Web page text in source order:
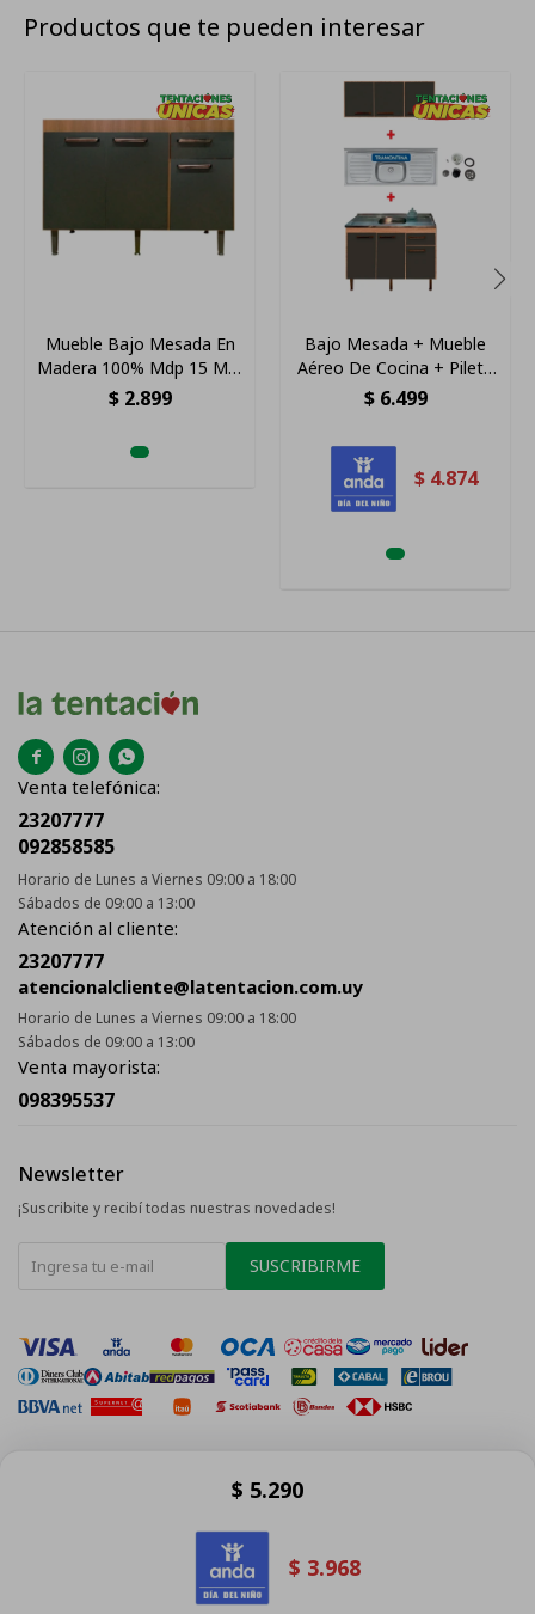
$ 5.290
$ 3.968
Productos que te pueden interesar
Mueble Bajo Mesada En
Madera 100% Mdp 15 Mm
Nogal Grafito
$ 2.899
Bajo Mesada + Mueble
Aéreo De Cocina + Pileta
Premium ® Color Gris
$ 6.499
$ 4.874
  
Venta telefónica:
23207777
092858585
Horario de Lunes a Viernes 09:00 a 18:00
Sábados de 09:00 a 13:00
Atención al cliente:
23207777
atencionalcliente@latentacion.com.uy
Horario de Lunes a Viernes 09:00 a 18:00
Sábados de 09:00 a 13:00
Venta mayorista:
098395537
Newsletter
¡Suscribite y recibí todas nuestras novedades!
SUSCRIBIRME
© Copyright 2026 / La Tentación